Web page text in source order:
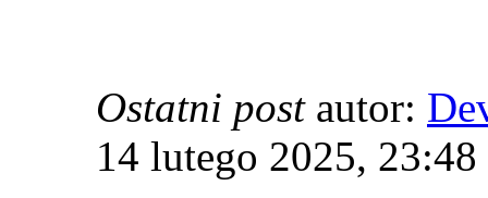
Ostatni postautor:
14 lutego 2025, 23:48